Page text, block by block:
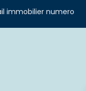
immobilier numero